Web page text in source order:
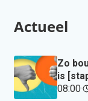
Actueel
Zo
is
08:00·